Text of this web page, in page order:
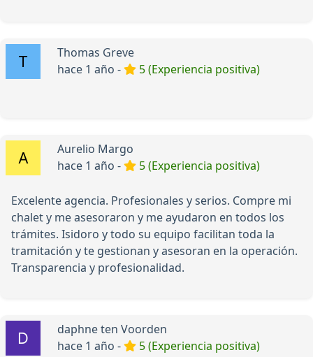
Thomas Greve
hace 1 año -
5 (Experiencia positiva)
Aurelio Margo
hace 1 año -
5 (Experiencia positiva)
Excelente agencia. Profesionales y serios. Compre mi
chalet y me asesoraron y me ayudaron en todos los
trámites. Isidoro y todo su equipo facilitan toda la
tramitación y te gestionan y asesoran en la operación.
Transparencia y profesionalidad.
daphne ten Voorden
hace 1 año -
5 (Experiencia positiva)